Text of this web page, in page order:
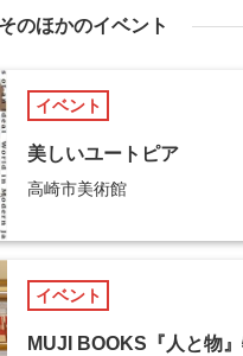
そのほかのイベント
イベント
美しいユートピア
高崎市美術館
イベント
MUJI BOOKS『人と物